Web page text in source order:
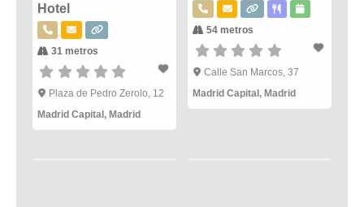
Hotel
31 metros
Plaza de Pedro Zerolo, 12
Madrid Capital, Madrid
54 metros
Calle San Marcos, 37
Madrid Capital,Madrid